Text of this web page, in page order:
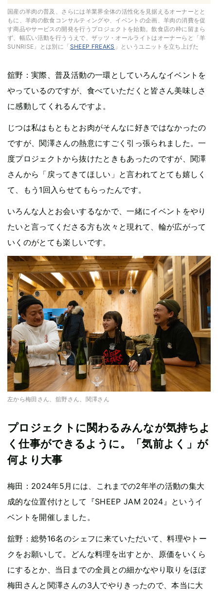
国産の羊肉の普及、さらには羊業界全体の活性化を見据えるオーナーとと
もに、羊肉の飲食コンサルティングや、イベントの企画、羊肉の消費を促
す商品やサービスの開発を行うプロジェクトを始動。飲食店の枠に留まら
ず、幅広い活動を行ううえで、ザッツ・オールライトはオーナーらと「羊
SUNRISE」とは別に「SHEEP FREAKS 」というユニットを立ち上げた
舘野：実際、普及活動の一環としていろんなイベントを
やっているのですが、食べていただくと皆さん美味しさ
に感動してくれるんですよ。
じつは私はもともとお肉がそんなに好きではなかったの
ですが、関澤さんの熱意にすごく引っ張られました。一
度プロジェクトから抜けたときもあったのですが、関澤
さんから「戻ってきてほしい」と言われてとても嬉しく
て、もう1回入らせてもらったんです。
いろんな人とお会いするなかで、一緒にイベントをやり
たいと言ってくださる方も次々と現れて、輪が広がって
いくのがとても楽しいです。
左から梅田さん、舘野さん、関澤さん
プロジェクトに関わるみんなが気持ちよ
く仕事ができるように。「気前よく」が
何より大事
梅田：2024年5月には、これまでの2年半の活動の集大
成的な位置付けとして『SHEEP JAM 2024』というイ
ベントを開催しました。
舘野：総勢16名のシェフに来ていただいて、料理やトー
クをお願いして。どんな料理を出すとか、原価をいくら
にするとか、当日までの全員との細かなやり取りをほぼ
梅田さんと関澤さんの3人でやりきったので、本当に大